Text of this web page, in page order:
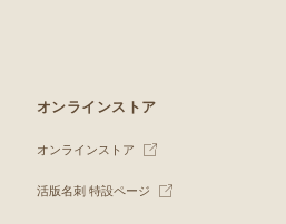
オンラインストア
オンラインストア
活版名刺 特設ページ